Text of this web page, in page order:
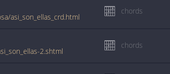
asi_son_ellas_crd.html
chords
2.shtml
chords